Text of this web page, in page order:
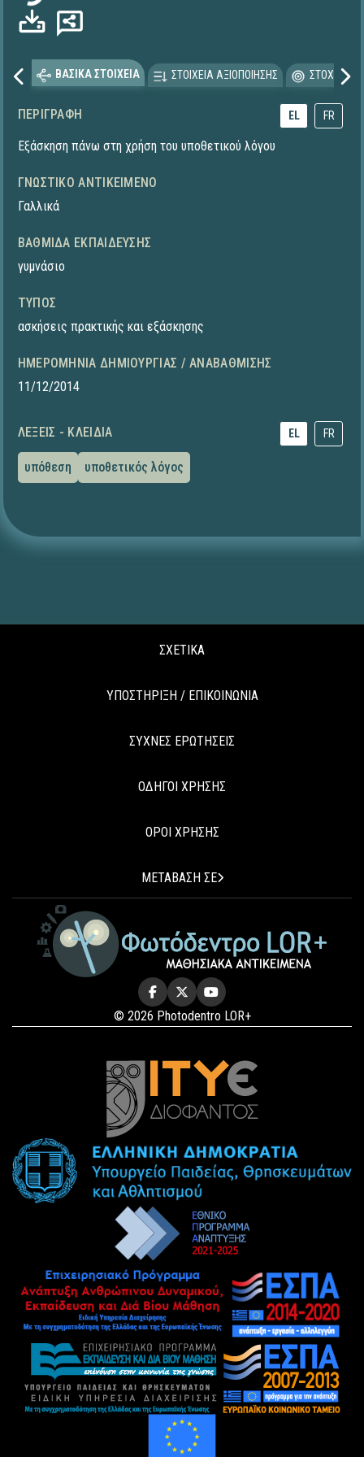
ΒΑΣΙΚΑ ΣΤΟΙΧΕΙΑ ΣΤΟΙΧΕΙΑ ΑΞΙΟΠΟΙΗΣΗΣ
ΠΕΡΙΓΡΑΦΉ EL FR
Εξάσκηση πάνω στη χρήση του υποθετικού λόγου
ΓΝΩΣΤΙΚΌ ΑΝΤΙΚΕΊΜΕΝΟ
Γαλλικά
ΒΑΘΜΊΔΑ ΕΚΠΑΊΔΕΥΣΗΣ
γυμνάσιο
ΤΎΠΟΣ
ασκήσεις πρακτικής και εξάσκησης
ΗΜΕΡΟΜΗΝΊΑ ΔΗΜΙΟΥΡΓΊΑΣ / ΑΝΑΒΆΘΜΙΣΗΣ
11/12/2014
ΛΈΞΕΙΣ - ΚΛΕΙΔΙΆ EL FR
υπόθεση υποθετικός λόγος
ΣΧΕΤΙΚΑ
ΥΠΟΣΤΗΡΙΞΗ / ΕΠΙΚΟΙΝΩΝΙΑ
ΣΥΧΝΕΣ ΕΡΩΤΗΣΕΙΣ
ΟΔΗΓΟΙ ΧΡΗΣΗΣ
ΟΡΟΙ ΧΡΗΣΗΣ
ΜΕΤΑΒΑΣΗ ΣΕ
© 2026 Photodentro LOR+